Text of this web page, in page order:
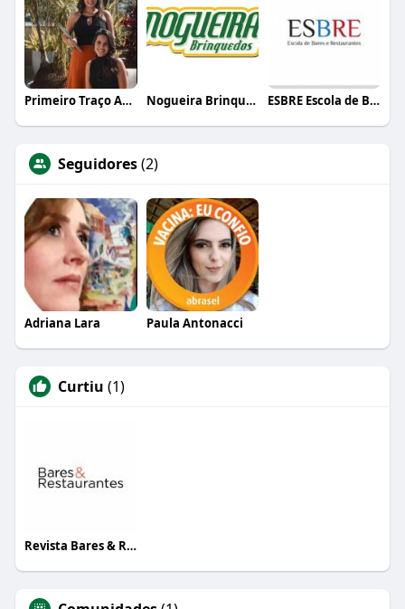
Primeiro Traço Arquitetura Nogueira Brinquedos ESBRE Escola de Bares e Restaurantes
Seguidores(2)
Adriana Lara Paula Antonacci
Curtiu (1)
Revista Bares & Restaurantes